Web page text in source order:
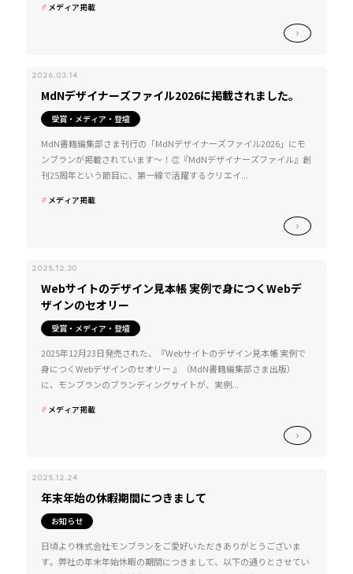
メディア掲載
2026.03.14
MdNデザイナーズファイル2026に掲載されました。
受賞・メディア・登壇
MdN書籍編集部さま刊行の「MdNデザイナーズファイル2026」にモ
ンブランが掲載されています～！👏『MdNデザイナーズファイル』創
刊25周年という節目に、第一線で活躍するクリエイ...
メディア掲載
2025.12.30
Webサイトのデザイン見本帳 実例で身につくWebデ
ザインのセオリー
受賞・メディア・登壇
2025年12月23日発売された、『Webサイトのデザイン見本帳 実例で
身につくWebデザインのセオリー 』（MdN書籍編集部さま出版）
に、モンブランのブランディングサイトが、実例...
メディア掲載
2025.12.24
年末年始の休暇期間につきまして
お知らせ
日頃より株式会社モンブランをご愛好いただきありがとうございま
す。弊社の年末年始休暇の期間につきまして、以下の通りとさせてい